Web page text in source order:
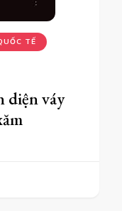
TẾ
diện váy